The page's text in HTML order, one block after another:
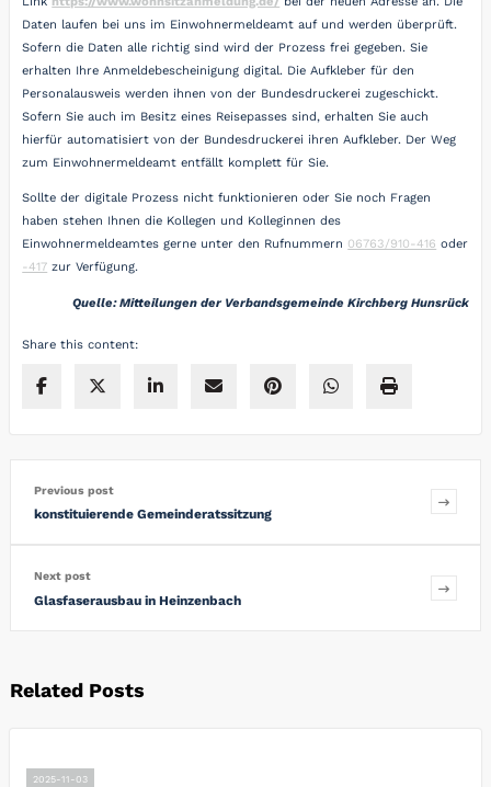
Daten laufen bei uns im Einwohnermeldeamt auf und werden überprüft.
Sofern die Daten alle richtig sind wird der Prozess frei gegeben. Sie
erhalten Ihre Anmeldebescheinigung digital. Die Aufkleber für den
Personalausweis werden ihnen von der Bundesdruckerei zugeschickt.
Sofern Sie auch im Besitz eines Reisepasses sind, erhalten Sie auch
hierfür automatisiert von der Bundesdruckerei ihren Aufkleber. Der Weg
zum Einwohnermeldeamt entfällt komplett für Sie.
Sollte der digitale Prozess nicht funktionieren oder Sie noch Fragen
haben stehen Ihnen die Kollegen und Kolleginnen des
Einwohnermeldeamtes gerne unter den Rufnummern 06763/910-416 oder
-417 zur Verfügung.
Quelle: Mitteilungen der Verbandsgemeinde Kirchberg Hunsrück
Share this content:
Previous post
konstituierende Gemeinderatssitzung
Next post
Glasfaserausbau in Heinzenbach
Related Posts
2025-11-03